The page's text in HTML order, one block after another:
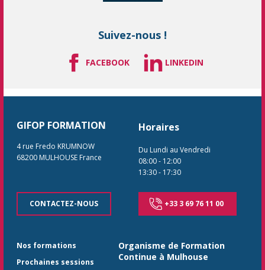
Suivez-nous !
FACEBOOK LINKEDIN
GIFOP FORMATION
4 rue Fredo KRUMNOW
68200 MULHOUSE France
CONTACTEZ-NOUS
Horaires
Du Lundi au Vendredi
08:00- 12:00
13:30- 17:30
+33 3 69 76 11 00
Nos formations
Prochaines sessions
Organisme de Formation
Continue à Mulhouse